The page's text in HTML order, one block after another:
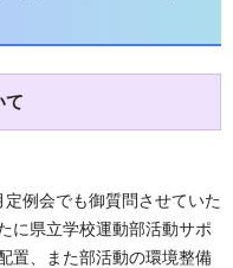
て
例会でも御質問させていた
に県立学校運動部活動サポ
置、また部活動の環境整備